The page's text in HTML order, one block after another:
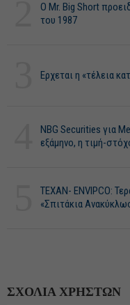
O Mr. Big Short
του 1987
Ερχεται η «τέλεια
NBG Securities για
εξάμηνο, η τιμή-
ΤΕΧΑΝ- ENVIPCO:
«Σπιτάκια
ΣΧΟΛΙΑ ΧΡΗΣΤΩΝ